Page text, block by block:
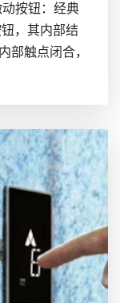
按钮：经典
，其内部结
部触点闭合，